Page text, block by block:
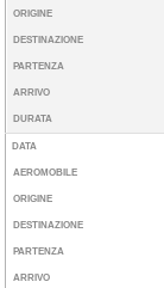
ORIGINE
DESTINAZIONE
PARTENZA
ARRIVO
DURATA
DATA
AEROMOBILE
ORIGINE
DESTINAZIONE
PARTENZA
ARRIVO